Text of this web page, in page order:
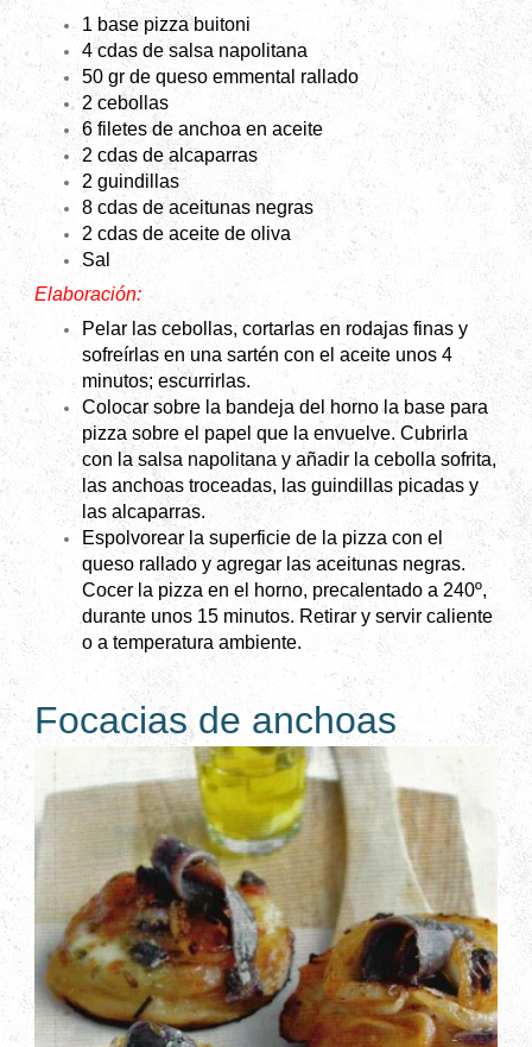
1 base pizza buitoni
4 cdas de salsa napolitana
50 gr de queso emmental rallado
2 cebollas
6 filetes de anchoa en aceite
2 cdas de alcaparras
2 guindillas
8 cdas de aceitunas negras
2 cdas de aceite de oliva
Sal
Elaboración:
Pelar las cebollas, cortarlas en rodajas finas y
sofreírlas en una sartén con el aceite unos 4
minutos; escurrirlas.
Colocar sobre la bandeja del horno la base para
pizza sobre el papel que la envuelve. Cubrirla
con la salsa napolitana y añadir la cebolla sofrita,
las anchoas troceadas, las guindillas picadas y
las alcaparras.
Espolvorear la superficie de la pizza con el
queso rallado y agregar las aceitunas negras.
Cocer la pizza en el horno, precalentado a 240º,
durante unos 15 minutos. Retirar y servir caliente
o a temperatura ambiente.
Focacias de anchoas